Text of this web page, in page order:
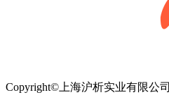
Copyright©上海沪析实业有限公司